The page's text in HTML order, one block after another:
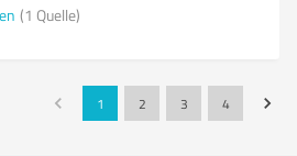
(1 Quelle)
1 2 3 4